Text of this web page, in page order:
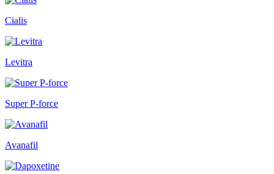
Cialis
Levitra
Super P-force
Avanafil